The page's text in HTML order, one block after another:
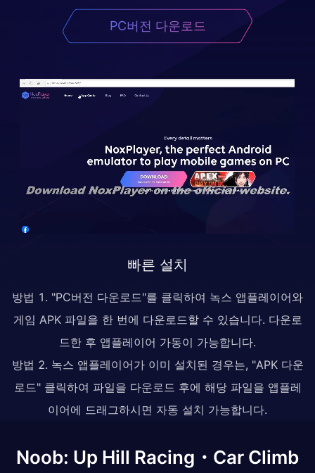
PC버전 다운로드
빠른 설치
방법 1. "PC버전 다운로드"를 클릭하여 녹스 앱플레이어와
게임 APK 파일을 한 번에 다운로드할 수 있습니다. 다운로
드한 후 앱플레이어 가동이 가능합니다.
방법 2. 녹스 앱플레이어가 이미 설치된 경우는, "APK 다운
로드" 클릭하여 파일을 다운로드 후에 해당 파일을 앱플레
이어에 드래그하시면 자동 설치 가능합니다.
Noob: Up Hill Racing・Car Climb